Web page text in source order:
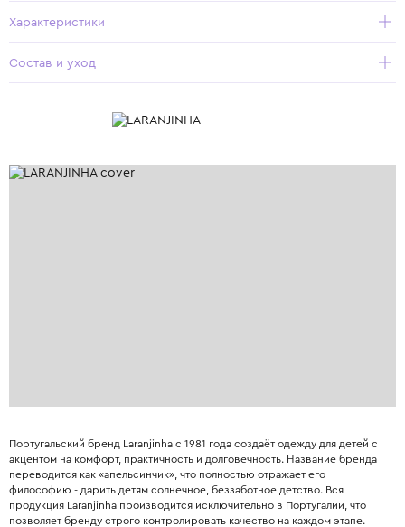
Характеристики
Состав и уход
Португальский бренд Laranjinha с 1981 года создаёт одежду для детей с
акцентом на комфорт, практичность и долговечность. Название бренда
переводится как «апельсинчик», что полностью отражает его
философию - дарить детям солнечное, беззаботное детство. Вся
продукция Laranjinha производится исключительно в Португалии, что
позволяет бренду строго контролировать качество на каждом этапе.